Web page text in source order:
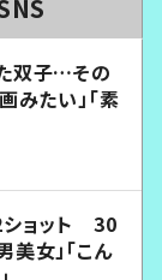
双子…その
みたい」「素
ショット 30
女」「こん